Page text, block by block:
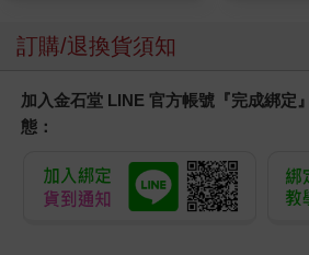
訂購/退換貨須知
加入金石堂 LINE 官方帳號『完成綁定
態：